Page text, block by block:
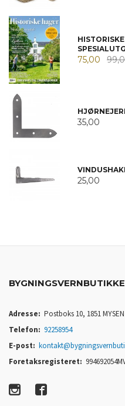
75,00
35,00
25,00
Adresse: Postboks 10, 1851 MYSEN
Telefon: 92258954
E-post:
Foretaksregisteret: